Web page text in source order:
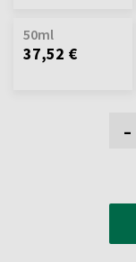
-
50ml
37,52 €